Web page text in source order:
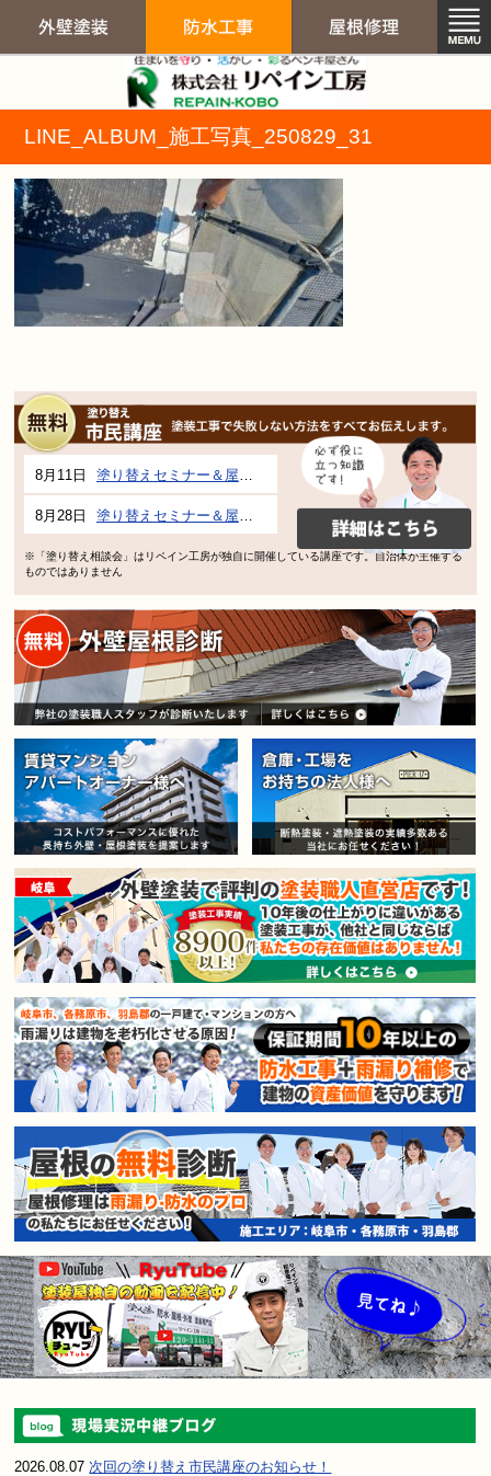
LINE_ALBUM_施工写真_250829_31
8月11日 塗り替えセミナー＆屋根、外壁の塗り替え市民講座 inぎふメディアコスモス
8月28日 塗り替えセミナー＆屋根、外壁の塗り替え市民講座 inぎふメディアコスモス
※「塗り替え相談会」はリペイン工房が独自に開催している講座です。自治体が主催する
ものではありません
賃貸マンション・アパートオー
2026.08.07次回の塗り替え市民講座のお知らせ！